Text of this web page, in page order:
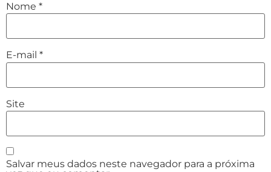
Nome *
E-mail *
Site
Salvar meus dados neste navegador para a próxima